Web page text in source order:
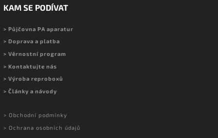
KAM SE PODÍVAT
> Půjčovna PA aparatur
> Doprava a platba
> Věrnostní program
> Kontaktujte nás
> Výroba reproboxů
> Články a návody
> Obchodní podmínky
> Ochrana osobních údajů